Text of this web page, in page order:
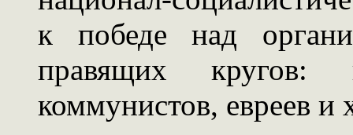
к победе над
правящих кругов:
коммунистов, евреев и